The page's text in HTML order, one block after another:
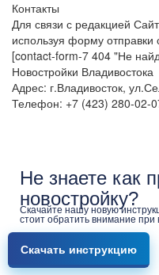
Контакты
Для связи с редакцией
используя форму
[contact-form-7 404 "Не
Новостройки Владивостока
Адрес: г.Владивосток,
Телефон: +7 (423) 280-02-
Не знаете как
новостройку?
Скачайте нашу новую
стоит обратить внимание при
Скачать инструкцию